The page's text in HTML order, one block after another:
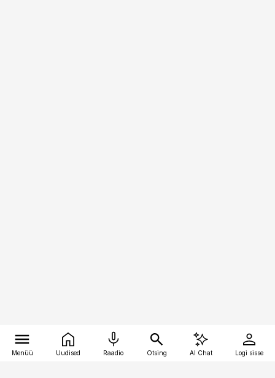
Menüü Uudised Raadio Otsing AI Chat Logi sisse